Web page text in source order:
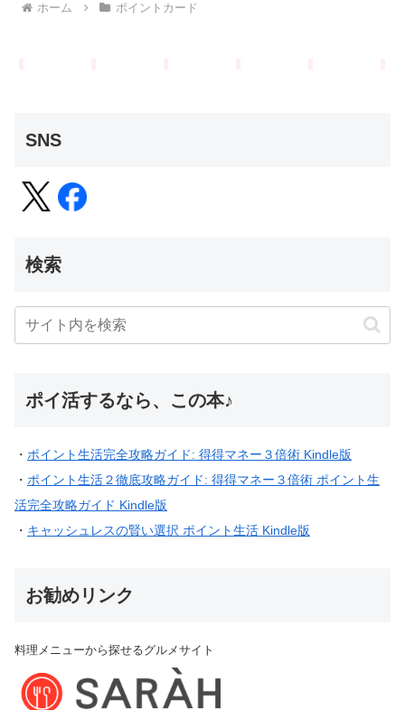
ホーム ポイントカード
SNS
検索
ポイ活するなら、この本♪
・ ポイント生活完全攻略ガイド: 得得マネー３倍術 Kindle版
・ ポイント生活２徹底攻略ガイド: 得得マネー３倍術 ポイント生
活完全攻略ガイド Kindle版
・ キャッシュレスの賢い選択 ポイント生活 Kindle版
お勧めリンク
料理メニューから探せるグルメサイト